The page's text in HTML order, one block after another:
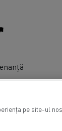
pe site-ul